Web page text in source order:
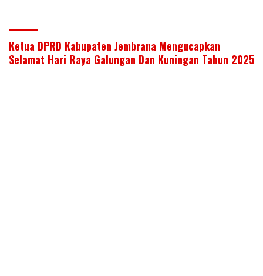
Ketua DPRD Kabupaten Jembrana Mengucapkan
Selamat Hari Raya Galungan Dan Kuningan Tahun 2025